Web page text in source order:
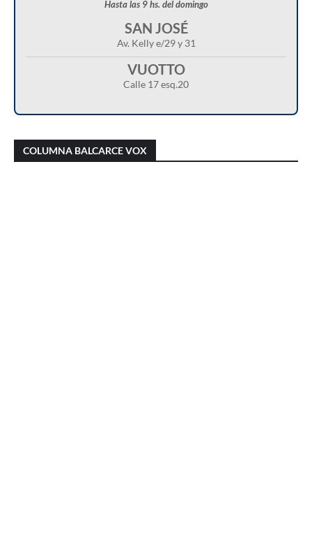
Hasta las 9 hs. del domingo
SAN JOSÉ
Av. Kelly e/29 y 31
VUOTTO
Calle 17 esq.20
COLUMNA BALCARCE VOX
que se conozca la carga horaria de cada
médico/a municipal
cuestionó el proyecto de reforma de la Ley de
Tierras y advirtió sobre una “entrega total”